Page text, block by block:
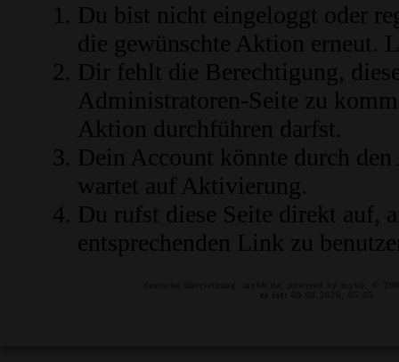
Du bist nicht eingeloggt oder
die gewünschte Aktion erneut.
Dir fehlt die Berechtigung,
Administratoren-Seite zu
Aktion durchführen darfst.
Dein Account könnte durch
wartet auf Aktivierung.
Du rufst diese Seite direkt auf,
entsprechenden Link zu
es ist: